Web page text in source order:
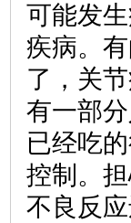
可能发
疾病。
了，关
有一部
已经吃
控制。
不良反